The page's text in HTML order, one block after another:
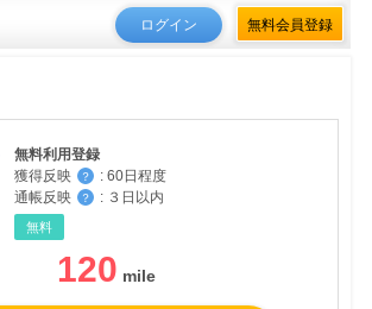
ログイン 無料会員登録
無料利用登録
獲得反映
？ : 60日程度
通帳反映
？ : ３日以内
無料
120